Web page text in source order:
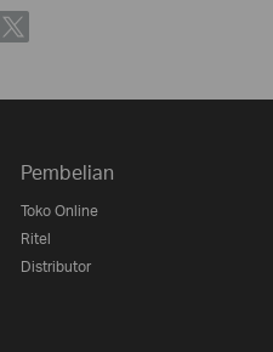
Pembelian
Toko Online
Ritel
Distributor